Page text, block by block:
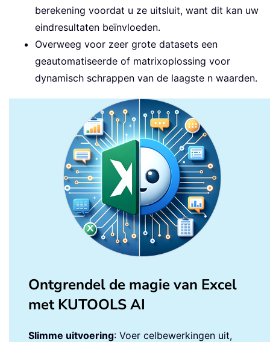
berekening voordat u ze uitsluit, want dit kan uw
eindresultaten beïnvloeden.
Overweeg voor zeer grote datasets een
geautomatiseerde of matrixoplossing voor
dynamisch schrappen van de laagste n waarden.
Ontgrendel de magie van Excel
met KUTOOLS AI
Slimme uitvoering: Voer celbewerkingen uit,